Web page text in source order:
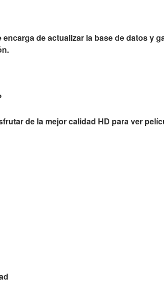
de actualizar la base de datos y
de la mejor calidad HD para ver